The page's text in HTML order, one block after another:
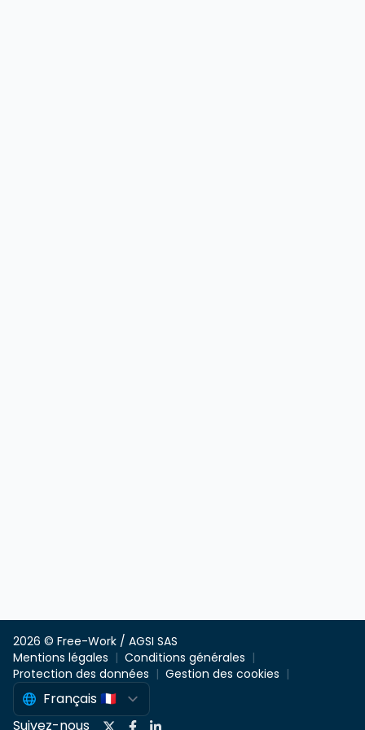
2026 © Free-Work / AGSI SAS
Mentions légales
Conditions générales
Protection des données
Gestion des cookies
Suivez-nous